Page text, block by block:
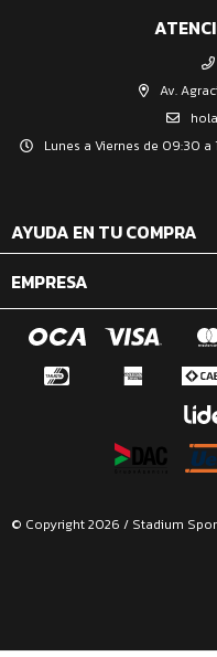
Av.
Lunes a Viernes de 09:30
AYUDA EN TU COMPRA
EMPRESA
© Copyright 2026 / Stadium